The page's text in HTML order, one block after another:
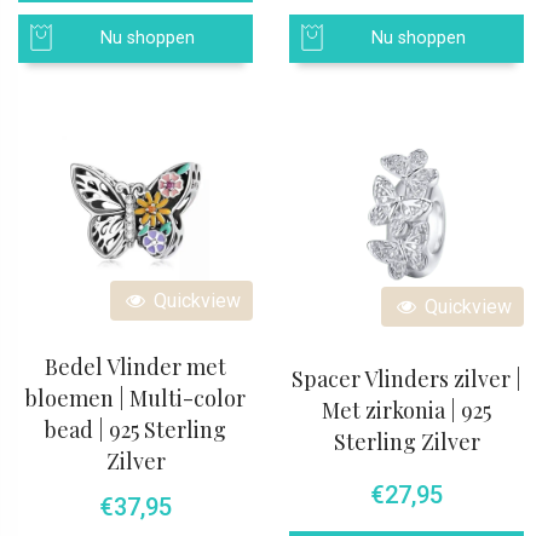
Nu shoppen Nu shoppen
Quickview
Bedel Vlinder met
bloemen | Multi-color
bead | 925 Sterling
Zilver
€37,95
Quickview
Spacer Vlinders zilver |
Met zirkonia | 925
Sterling Zilver
€27,95